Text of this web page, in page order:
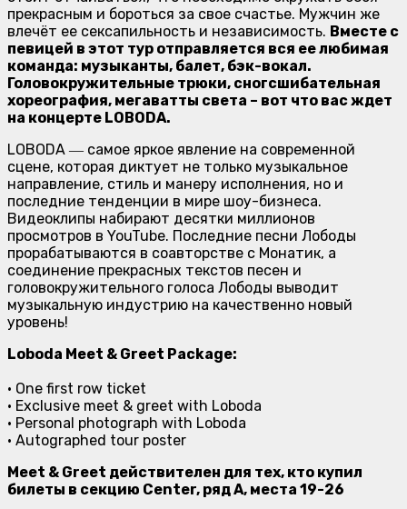
прекрасным и бороться за свое счастье. Мужчин же
влечёт ее сексапильность и независимость. Вместе с
певицей в этот тур отправляется вся ее любимая
команда: музыканты, балет, бэк-вокал.
Головокружительные трюки, сногсшибательная
хореография, мегаватты света – вот что вас ждет
на концерте LOBODA.
LOBODA ― самое яркое явление на современной
сцене, которая диктует не только музыкальное
направление, стиль и манеру исполнения, но и
последние тенденции в мире шоу-бизнеса.
Видеоклипы набирают десятки миллионов
просмотров в YouTube. Последние песни Лободы
прорабатываются в соавторстве с Монатик, а
соединение прекрасных текстов песен и
головокружительного голоса Лободы выводит
музыкальную индустрию на качественно новый
уровень!
Loboda Meet & Greet Package:
• One first row ticket
• Exclusive meet & greet with Loboda
• Personal photograph with Loboda
• Autographed tour poster
Meet & Greet действителен для тех, кто купил
билеты в секцию Center, ряд A, места 19-26